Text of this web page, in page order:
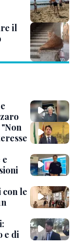
il
le
e di